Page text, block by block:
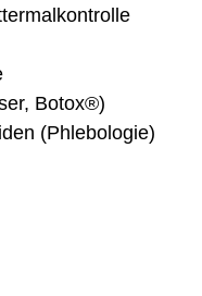
Botox®)
(Phlebologie)